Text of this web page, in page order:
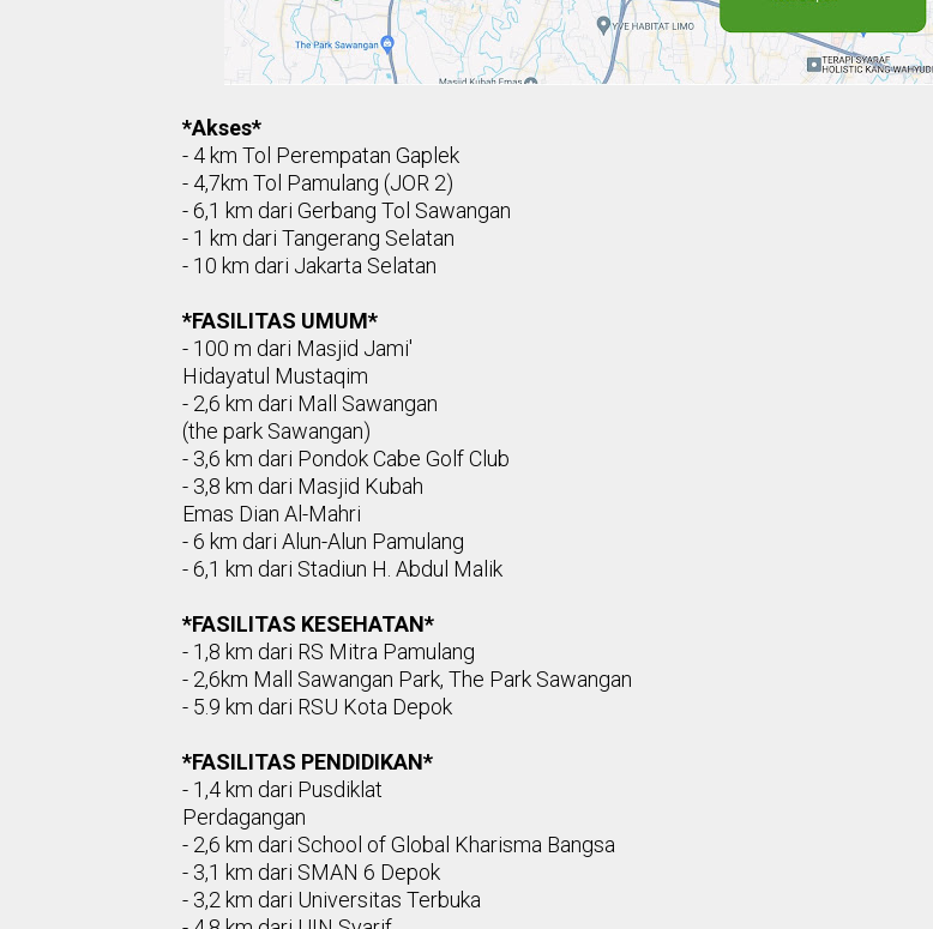
*Akses*
- 4 km Tol Perempatan Gaplek
- 4,7km Tol Pamulang (JOR 2)
- 6,1 km dari Gerbang Tol Sawangan
- 1 km dari Tangerang Selatan
- 10 km dari Jakarta Selatan
*FASILITAS UMUM*
- 100 m dari Masjid Jami'
Hidayatul Mustaqim
- 2,6 km dari Mall Sawangan
(the park Sawangan)
- 3,6 km dari Pondok Cabe Golf Club
- 3,8 km dari Masjid Kubah
Emas Dian Al-Mahri
- 6 km dari Alun-Alun Pamulang
- 6,1 km dari Stadiun H. Abdul Malik
*FASILITAS KESEHATAN*
- 1,8 km dari RS Mitra Pamulang
- 2,6km Mall Sawangan Park, The Park Sawangan
- 5.9 km dari RSU Kota Depok
*FASILITAS PENDIDIKAN*
- 1,4 km dari Pusdiklat
Perdagangan
- 2,6 km dari School of Global Kharisma Bangsa
- 3,1 km dari SMAN 6 Depok
- 3,2 km dari Universitas Terbuka